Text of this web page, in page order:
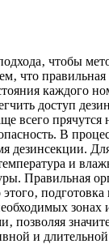
чтобы
правильная
каждого
доступ
всего
В
и
Правильная
подготовка
и